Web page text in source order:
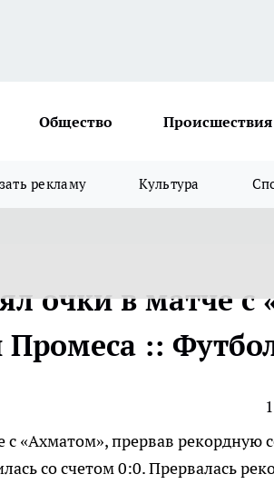
Общество Происшествия
рекламу Культура
очки в матче
::
с «Ахматом», прервав рекордную
со счетом 0:0. Прервалась